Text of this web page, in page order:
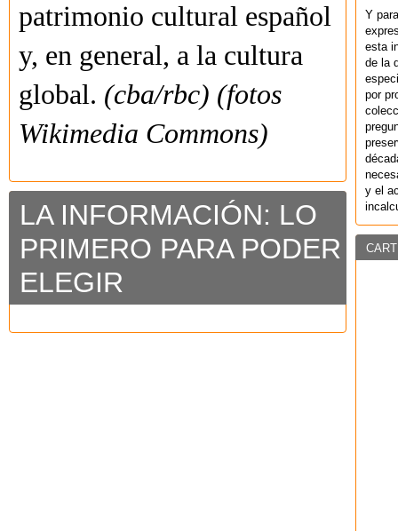
patrimonio cultural español
y, en general, a la cultura
global. (cba/rbc) (fotos
Wikimedia Commons)
LA INFORMACIÓN: LO
PRIMERO PARA PODER
ELEGIR
Y
esta
de la
por
y el